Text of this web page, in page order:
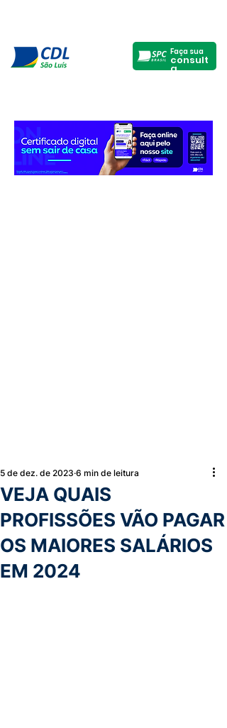
Faça sua
consult
a
VEJA QUAIS
PROFISSÕES VÃO PAGAR
OS MAIORES SALÁRIOS
EM 2024
5 de dez. de 2023 6 min de leitura